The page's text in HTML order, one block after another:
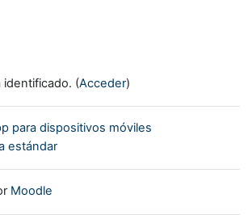
identificado. (Acceder)
para dispositivos móviles
estándar
Moodle